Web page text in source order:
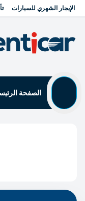
الإيجار الشهري للسيارات
الصفحة